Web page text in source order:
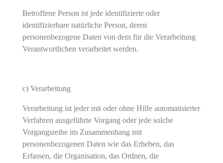
Betroffene Person ist jede identifizierte oder
identifizierbare natürliche Person, deren
personenbezogene Daten von dem für die Verarbeitung
Verantwortlichen verarbeitet werden.
c) Verarbeitung
Verarbeitung ist jeder mit oder ohne Hilfe automatisierter
Verfahren ausgeführte Vorgang oder jede solche
Vorgangsreihe im Zusammenhang mit
personenbezogenen Daten wie das Erheben, das
Erfassen, die Organisation, das Ordnen, die